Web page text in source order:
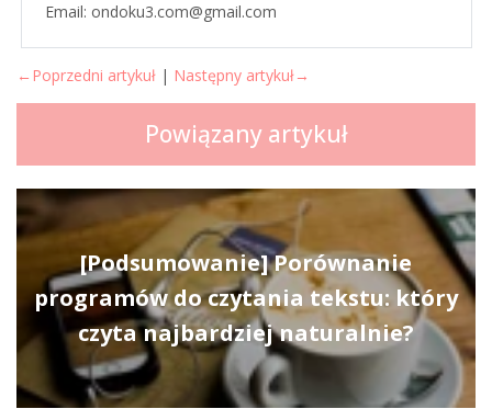
Email: ondoku3.com@gmail.com
←Poprzedni artykuł | Następny artykuł→
Powiązany artykuł
[Podsumowanie] Porównanie
programów do czytania tekstu: który
czyta najbardziej naturalnie?